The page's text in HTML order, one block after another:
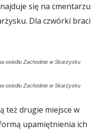
się na cmentarzu
Dla czwórki braci
osiedlu Zachodnie w Skarżysku
osiedlu Zachodnie w Skarżysku
też drugie miejsce w
upamiętnienia ich